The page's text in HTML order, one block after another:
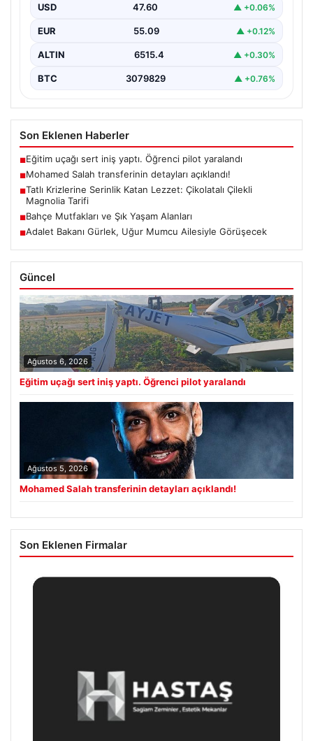
USD 47.60 ▲ +0.06%
EUR 55.09 ▲ +0.12%
ALTIN 6515.4 ▲ +0.30%
BTC 3079829 ▲ +0.76%
Son Eklenen Haberler
■Eğitim uçağı sert iniş yaptı. Öğrenci pilot yaralandı
■Mohamed Salah transferinin detayları açıklandı!
■Tatlı Krizlerine Serinlik Katan Lezzet: Çikolatalı Çilekli
Magnolia Tarifi
■Bahçe Mutfakları ve Şık Yaşam Alanları
■Adalet Bakanı Gürlek, Uğur Mumcu Ailesiyle Görüşecek
Güncel
Ağustos 6, 2026
Eğitim uçağı sert iniş yaptı. Öğrenci pilot yaralandı
Ağustos 5, 2026
Mohamed Salah transferinin detayları açıklandı!
Son Eklenen Firmalar